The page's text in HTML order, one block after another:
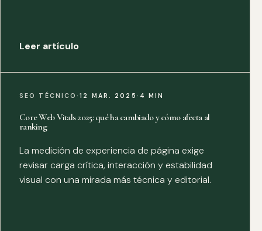
Leer artículo
SEO TÉCNICO·12 MAR. 2025 · 4 MIN
Core Web Vitals 2025: qué ha cambiado y cómo afecta al
ranking
La medición de experiencia de página exige
revisar carga crítica, interacción y estabilidad
visual con una mirada más técnica y editorial.